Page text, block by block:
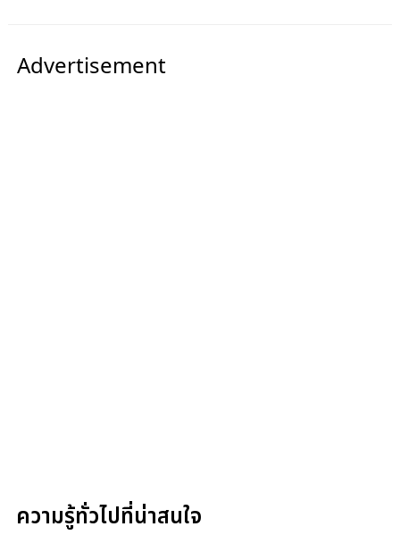
Advertisement
ความรู้ทั่วไปที่น่าสนใจ